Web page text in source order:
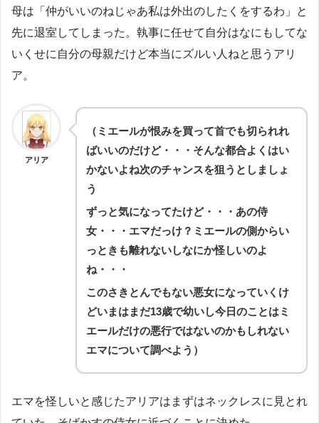
母は「仲がいいのねじゃあ私は外出のしたくをするわ」と
先に退室してしまった。執事に任せて自分はなにもしてな
いくせに自分の母親だけど本当にズルい人ねと思うアリ
ア。
アリア
（ミエールが恨みを買って首でも切られれ
ばいいのだけど・・・そんな都合よくはい
かないよね次のチャンスを狙うとしましょ
う
ずっと気になってたけど・・・あの侍
女・・・エマだっけ？ミエールの側からい
っときも離れないしなにか怪しいのよ
ね・・・
このさきとんでもない悪女になっていくけ
どいまはまだ13歳で幼いし今日のことはミ
エールだけの悪行ではないのかもしれない
エマについて調べよう）
エマを怪しいと感じたアリアはまずはネックレスに見とれ